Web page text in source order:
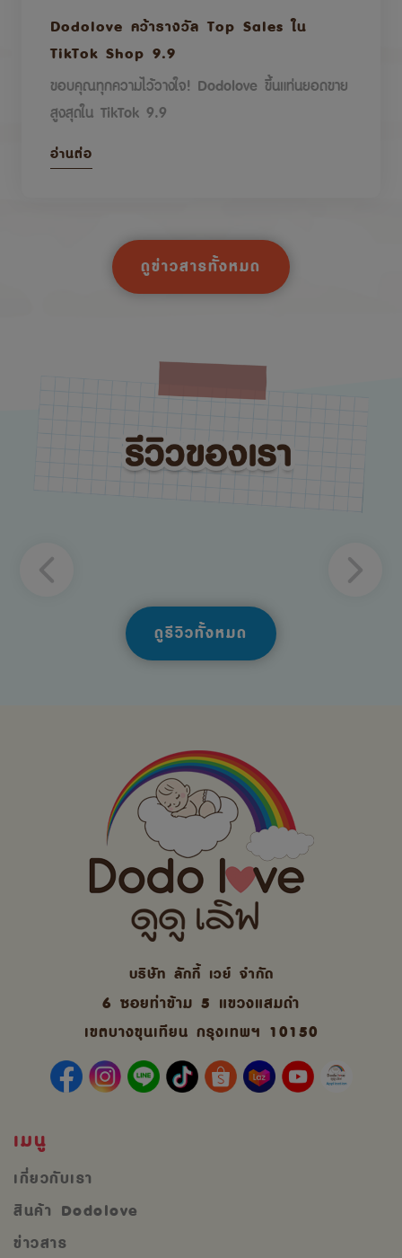
Dodolove คว้ารางวัล Top Sales ใน
TikTok Shop 9.9
ขอบคุณทุกความไว้วางใจ! Dodolove ขึ้นแท่นยอดขาย
สูงสุดใน TikTok 9.9
อ่านต่อ
ดูข่าวสารทั้งหมด
ดูรีวิวทั้งหมด
บริษัท ลักกี้ เวย์ จํากัด
6 ซอยท่าข้าม 5 แขวงแสมดำ
เขตบางขุนเทียน กรุงเทพฯ 10150
เมนู
เกี่ยวกับเรา
สินค้า Dodolove
ข่าวสาร